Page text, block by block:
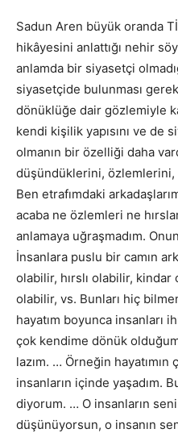
Sadun Aren büyük oranda
hikâyesini anlattığı nehir
anlamda bir siyasetçi
siyasetçide bulunması
dönüklüğe dair gözlemiyle
kendi kişilik yapısını ve de
olmanın bir özelliği daha
düşündüklerini, özlemlerini,
Ben etrafımdaki
acaba ne özlemleri ne
anlamaya uğraşmadım.
İnsanlara puslu bir camın
olabilir, hırslı olabilir, kindar
olabilir, vs. Bunları hiç
hayatım boyunca insanları
çok kendime dönük
lazım. … Örneğin hayatımın
insanların içinde yaşadım.
diyorum. … O insanların seni
düşünüyorsun, o insanın